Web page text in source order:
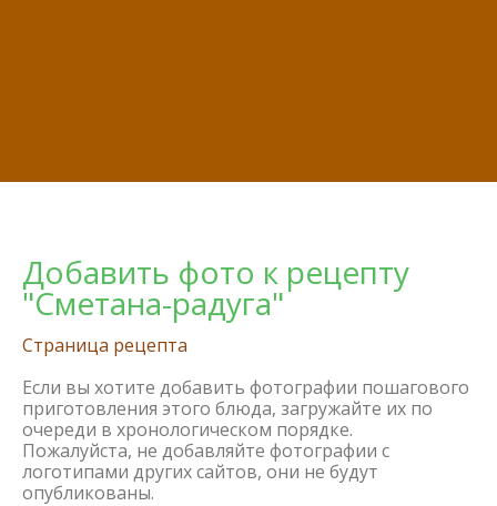
Добавить фото к рецепту
"Сметана-радуга"
Страница рецепта
Если вы хотите добавить фотографии пошагового
приготовления этого блюда, загружайте их по
очереди в хронологическом порядке.
Пожалуйста, не добавляйте фотографии с
логотипами других сайтов, они не будут
опубликованы.